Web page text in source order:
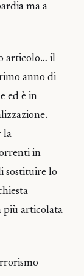
ma a
articolo… il
anno di
ed è in
la
in
sostituire lo
più articolata